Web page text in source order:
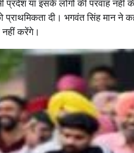
या इसके लोगों की परवाह
प्राथमिकता दी। भगवंत सिंह मान
करेंगे।